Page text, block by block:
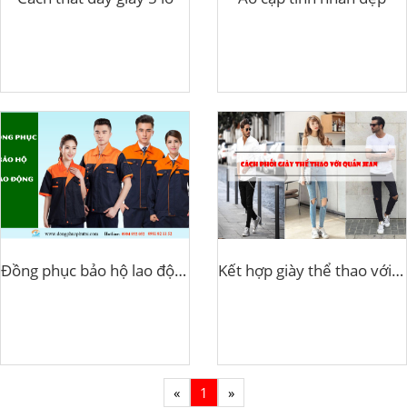
Đồng phục bảo hộ lao động Kết hợp giày thể thao với quần jean
« 1 »